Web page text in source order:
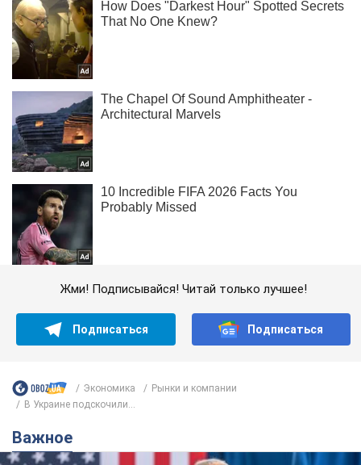
Жми! Подписывайся! Читай только лучшее!
Подписаться Подписаться
Экономика
Рынки и компании
В Украине подскочили...
Важное